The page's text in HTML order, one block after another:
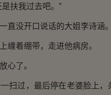
扶我过去吧。”
没开口说话的大姐李诗涵。
着绷带，走进他病房。
了。
过，最后停在老婆脸上，